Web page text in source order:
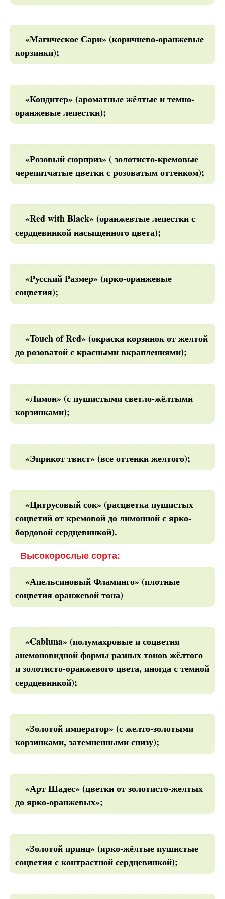
«Магическое Сари» (коричнево-оранжевые
корзинки);
«Кондитер» (ароматные жёлтые и темно-
оранжевые лепестки);
«Розовый сюрприз» ( золотисто-кремовые
черепитчатые цветки с розоватым оттенком);
«Red with Black» (оранжевтые лепестки с
сердцевинкой насыщенного цвета);
«Русский Размер» (ярко-оранжевые
соцветия);
«Touch of Red» (окраска корзинок от желтой
до розоватой с красными вкраплениями);
«Лимон» (с пушистыми светло-жёлтыми
корзинками);
«Эприкот твист» (все оттенки желтого);
«Цитрусовый сок» (расцветка пушистых
соцветий от кремовой до лимонной с ярко-
бордовой сердцевинкой).
Высокорослые сорта:
«Апельсиновый Фламинго» (плотные
соцветия оранжевой тона)
«Cabluna» (полумахровые и соцветия
анемоновидной формы разных тонов жёлтого
и золотисто-оранжевого цвета, иногда с темной
сердцевинкой);
«Золотой император» (с желто-золотыми
корзинками, затемненными снизу);
«Арт Шадес» (цветки от золотисто-желтых
до ярко-оранжевых»;
«Золотой принц» (ярко-жёлтые пушистые
соцветия с контрастной сердцевинкой);